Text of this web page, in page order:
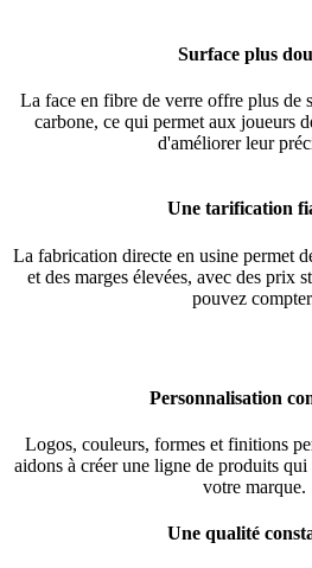
Surface plus
La face en fibre de verre offre plus de
carbone, ce qui permet aux joueurs
d'améliorer leur
Une tarification
La fabrication directe en usine permet
et des marges élevées, avec des prix
pouvez
Personnalisation
Logos, couleurs, formes et finitions
aidons à créer une ligne de produits
votre marque.
Une qualité